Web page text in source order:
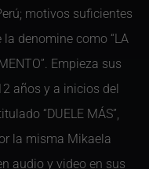
motivos suficientes
denomine como “LA
Empieza sus
años y a inicios del
“DUELE MÁS”,
la misma Mikaela
audio y video en sus